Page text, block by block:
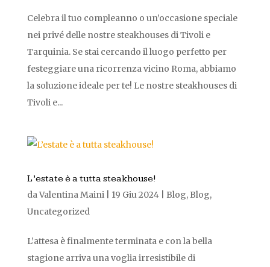
Celebra il tuo compleanno o un’occasione speciale
nei privé delle nostre steakhouses di Tivoli e
Tarquinia. Se stai cercando il luogo perfetto per
festeggiare una ricorrenza vicino Roma, abbiamo
la soluzione ideale per te! Le nostre steakhouses di
Tivoli e...
L’estate è a tutta steakhouse!
daValentina Maini| 19 Giu 2024| Blog, Blog,
Uncategorized
L’attesa è finalmente terminata e con la bella
stagione arriva una voglia irresistibile di